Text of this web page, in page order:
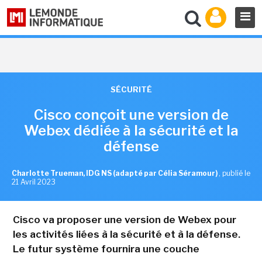
SÉCURITÉ
Cisco conçoit une version de
Webex dédiée à la sécurité et la
défense
Charlotte Trueman, IDG NS (adapté par Célia Séramour) , publié le
21 Avril 2023
Cisco va proposer une version de Webex pour
les activités liées à la sécurité et à la défense.
Le futur système fournira une couche